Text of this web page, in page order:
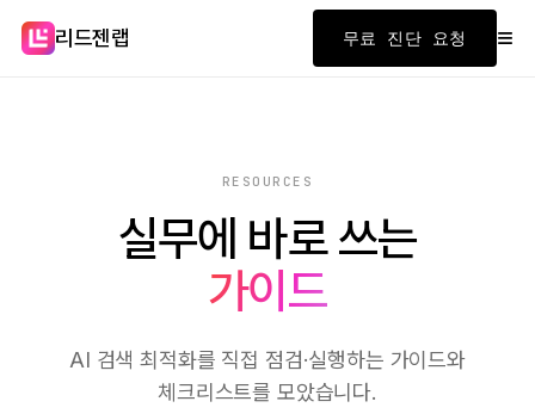
리드젠랩 무료 진단 요청 ≡
RESOURCES
실무에 바로 쓰는
가이드
AI 검색 최적화를 직접 점검·실행하는 가이드와
체크리스트를 모았습니다.